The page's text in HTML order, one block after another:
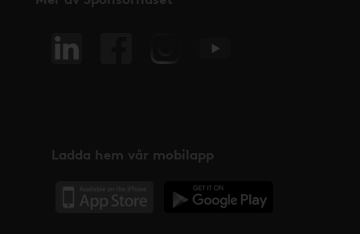
Ladda hem vår mobilapp